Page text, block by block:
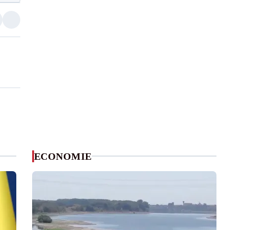
ECONOMIE